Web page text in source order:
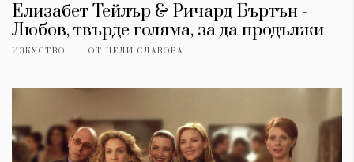
Елизабет Тейлър & Ричард Бъртън -
Любов, твърде голяма, за да продължи
ИЗКУСТВО ОТ НЕЛИ СЛАВОВА